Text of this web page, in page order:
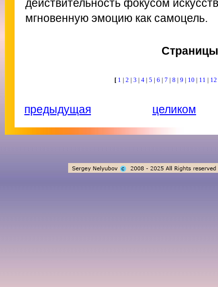
действительность фокусом
мгновенную эмоцию как самоцель.
Страницы
[ 1 | 2 | 3 | 4 | 5 | 6 | 7 | 8 | 9 | 10 | 11 | 12
предыдущая целиком